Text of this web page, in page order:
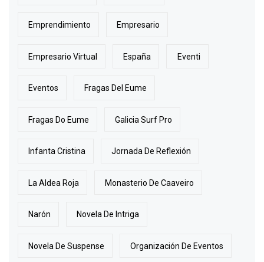
Emprendimiento Empresario
Empresario Virtual España Eventi
Eventos Fragas Del Eume
Fragas Do Eume Galicia Surf Pro
Infanta Cristina Jornada De Reflexión
La Aldea Roja Monasterio De Caaveiro
Narón Novela De Intriga
Novela De Suspense Organización De Eventos